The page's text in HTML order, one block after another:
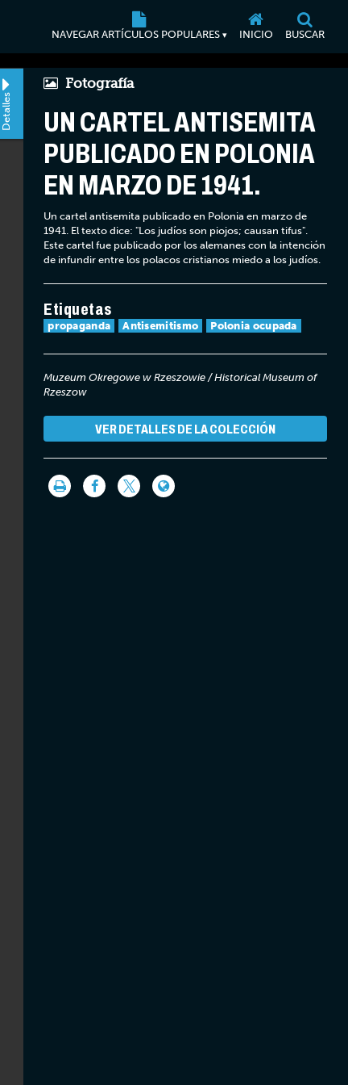
NAVEGAR ARTÍCULOS POPULARES ▾ INICIO BUSCAR
Detalles
Fotografía
UN CARTEL ANTISEMITA
PUBLICADO EN POLONIA
EN MARZO DE 1941.
Un cartel antisemita publicado en Polonia en marzo de
1941. El texto dice: "Los judíos son piojos; causan tifus".
Este cartel fue publicado por los alemanes con la intención
de infundir entre los polacos cristianos miedo a los judíos.
Etiquetas
propaganda Antisemitismo Polonia ocupada
Muzeum Okregowe w Rzeszowie / Historical Museum of
Rzeszow
VER DETALLES DE LA COLECCIÓN